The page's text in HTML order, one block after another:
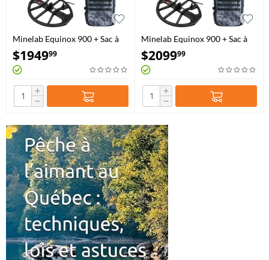
Minelab Equinox 900 + Sac à
dos et disque EQX15
$194999
+
−
Minelab Equinox 900 + Sac à
dos, disque EQX15 et Pro-Find
40
$209999
+
−